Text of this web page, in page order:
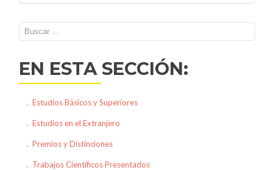
Buscar:
EN ESTA SECCIÓN:
Estudios Básicos y Superiores
Estudios en el Extranjero
Premios y Distinciones
Trabajos Científicos Presentados